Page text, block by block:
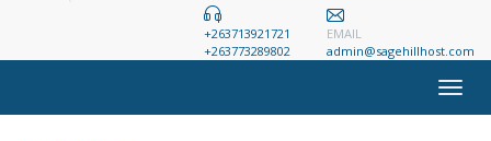
+263713921721
+263773289802
EMAIL
admin@sagehillhost.com